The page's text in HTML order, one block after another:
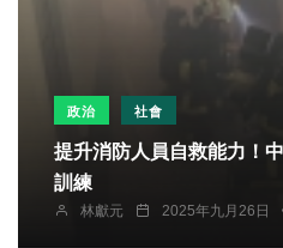
政治 社會
提升消防人員自救能力！
訓練
林獻元 2025年九月26日